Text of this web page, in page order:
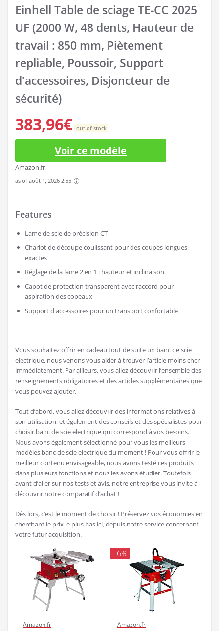
Einhell Table de sciage TE-CC 2025
UF (2000 W, 48 dents, Hauteur de
travail : 850 mm, Piètement
repliable, Poussoir, Support
d'accessoires, Disjoncteur de
sécurité)
383,96€ out of stock
Voir ce modèle
Amazon.fr
as of août 1, 2026 2:55
Features
Lame de scie de précision CT
Chariot de découpe coulissant pour des coupes longues
exactes
Réglage de la lame 2 en 1 : hauteur et inclinaison
Capot de protection transparent avec raccord pour
aspiration des copeaux
Support d'accessoires pour un transport confortable
Vous souhaitez offrir en cadeau tout de suite un banc de scie
electrique, nous venons vous aider à trouver l’article moins cher
immédiatement. Par ailleurs, vous allez découvrir l’ensemble des
renseignements obligatoires et des articles supplémentaires que
vous pouvez ajouter.
Tout d’abord, vous allez découvrir des informations relatives à
son utilisation, et également des conseils et des spécialistes pour
choisir banc de scie electrique qui correspond à vos besoins.
Nous avons également sélectionné pour vous les meilleurs
modèles banc de scie electrique du moment ! Pour vous offrir le
meilleur contenu envisageable, nous avons testé ces produits
dans plusieurs fonctions et nous les avons étudier. Toutefois
avant d’aller sur nos tests et avis, notre entreprise vous invite à
découvrir notre comparatif d’achat !
Dès lors, c’est le moment de choisir ! Préservez vos économies en
cherchant le prix le plus bas ici, depuis notre service concernant
votre futur acquisition.
Amazon.fr
- 6%
Amazon.fr